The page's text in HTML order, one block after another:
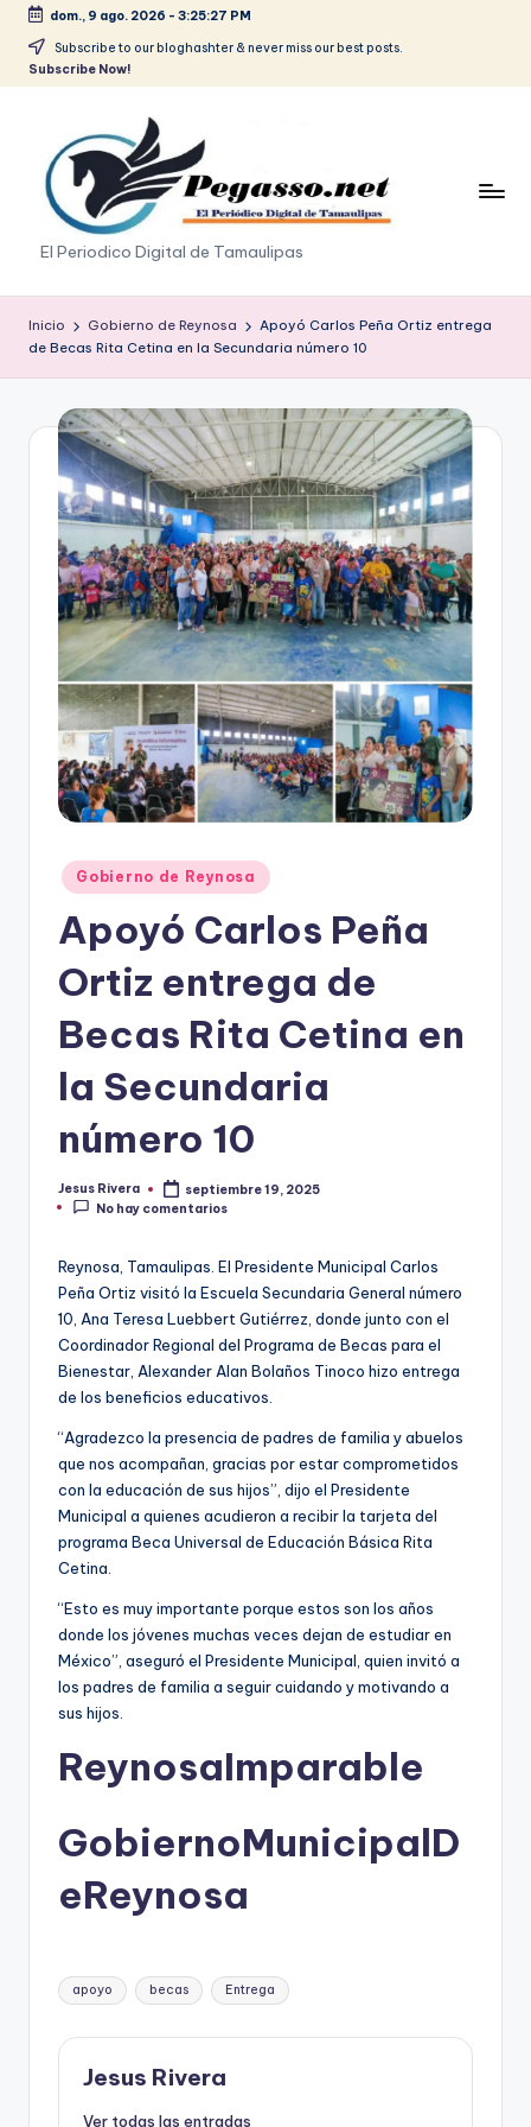
Saltar
dom., 9 ago. 2026 - 3:25:27 PM
Subscribe to our bloghashter & never miss our best posts.
Subscribe Now!
p
e
g
a
o
p
El Periodico Digital de Tamaulipas
Inicio Gobierno de Reynosa
Apoyó Carlos Peña Ortiz entrega
de Becas Rita Cetina en la Secundaria número 10
Publicado
en
Gobierno de Reynosa
Apoyó Carlos Peña
Ortiz entrega de
Becas Rita Cetina en
la Secundaria
número 10
Publicado
por
Jesus Rivera
septiembre 19, 2025
No hay comentarios
Reynosa, Tamaulipas. El Presidente Municipal Carlos
Peña Ortiz visitó la Escuela Secundaria General número
10, Ana Teresa Luebbert Gutiérrez, donde junto con el
Coordinador Regional del Programa de Becas para el
Bienestar, Alexander Alan Bolaños Tinoco hizo entrega
de los beneficios educativos.
“Agradezco la presencia de padres de familia y abuelos
que nos acompañan, gracias por estar comprometidos
con la educación de sus hijos”, dijo el Presidente
Municipal a quienes acudieron a recibir la tarjeta del
programa Beca Universal de Educación Básica Rita
Cetina.
“Esto es muy importante porque estos son los años
donde los jóvenes muchas veces dejan de estudiar en
México”, aseguró el Presidente Municipal, quien invitó a
los padres de familia a seguir cuidando y motivando a
sus hijos.
ReynosaImparable
GobiernoMunicipalD
eReynosa
Etiquetas:
apoyo becas Entrega
Jesus Rivera
Ver todas las entradas